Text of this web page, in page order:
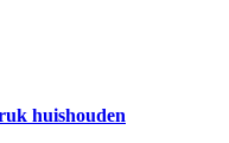
huishouden